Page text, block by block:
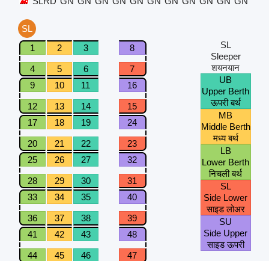
SL
1
2 3 8
4 5 6
7
9
10 11 16
12 13 14
15
17
18 19 24
20 21 22
23
25
26 27 32
28 29 30
31
33
34 35 40
36 37 38
39
41
42 43 48
44 45 46
47
SL
Sleeper
शयनयान
UB
Upper Berth
ऊपरी बर्थ
MB
Middle Berth
मध्य बर्थ
LB
Lower Berth
निचली बर्थ
SL
Side Lower
साइड लोअर
SU
Side Upper
साइड ऊपरी